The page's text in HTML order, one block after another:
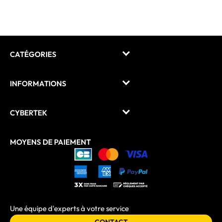
CATÉGORIES
INFORMATIONS
CYBERTEK
MOYENS DE PAIEMENT
Une équipe d'experts à votre service